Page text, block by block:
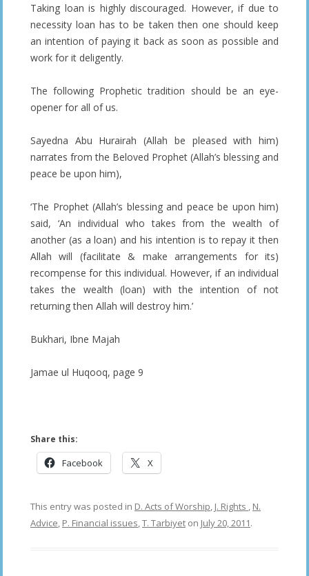
Taking loan is highly discouraged. However, if due to
necessity loan has to be taken then one should keep
an intention of paying it back as soon as possible and
work for it deligently.
The following Prophetic tradition should be an eye-
opener for all of us.
Sayedna Abu Hurairah (Allah be pleased with him)
narrates from the Beloved Prophet (Allah’s blessing and
peace be upon him),
‘The Prophet (Allah’s blessing and peace be upon him)
said, ‘An individual who takes from the wealth of
another (as a loan) and his intention is to repay it then
Allah will (facilitate & make arrangements for its)
recompense for this individual. However, if an individual
takes the wealth (loan) with the intention of not
returning then Allah will destroy him.’
Bukhari, Ibne Majah
Jamae ul Huqooq, page 9
Share this:
Facebook X
This entry was posted in D. Acts of Worship, J. Rights , N.
Advice, P. Financial issues,T. Tarbiyet on July 20, 2011.